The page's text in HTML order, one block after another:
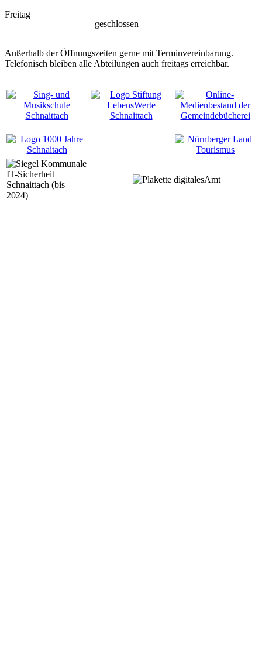
Freitag
geschlossen
Außerhalb der Öffnungszeiten gerne mit Terminvereinbarung.
Telefonisch bleiben alle Abteilungen auch freitags erreichbar.